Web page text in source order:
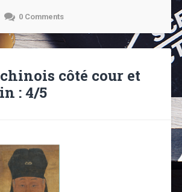
0 Comments
côté cour et
: 4/5